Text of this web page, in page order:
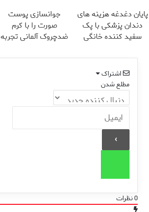
پایان دغدغه هزینه های
دندان پزشکی با پک
سفید کننده خانگی
جوانسازی پوست
صورت را با کرم
ضدچروک آلمانی تجربه
اشتراک
مطلع شدن
0نظرات